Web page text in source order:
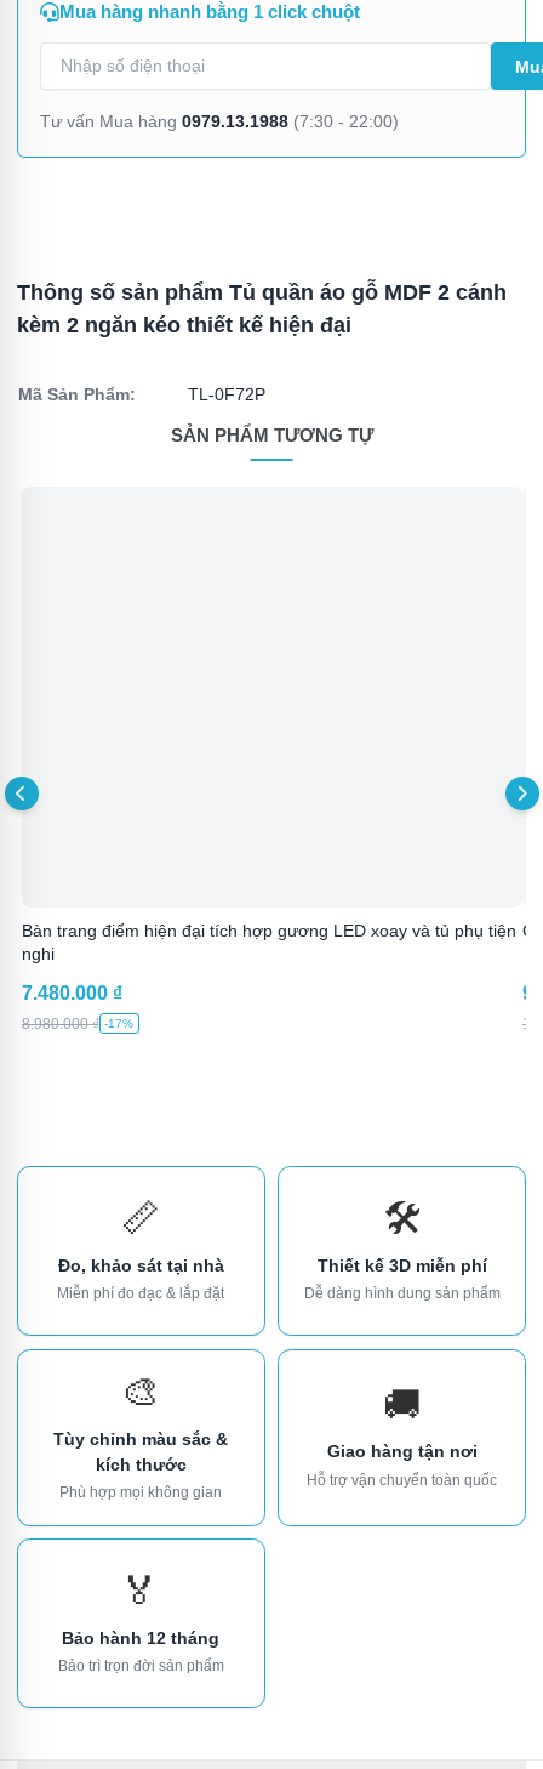
Mua hàng nhanh bằng 1 click chuột
Tư vấn Mua hàng 0979.13.1988(7:30 - 22:00)
Thông số sản phẩm Tủ quần áo gỗ MDF 2 cánh
kèm 2 ngăn kéo thiết kế hiện đại
Mã Sản Phẩm: TL-0F72P
SẢN PHẨM TƯƠNG TỰ
Bàn trang điểm hiện đại tích hợp gương LED xoay và tủ phụ tiện
nghi
7.480.000 ₫
8.980.000₫ -17%
📏
Đo, khảo sát tại nhà
Miễn phí đo đạc & lắp đặt
🛠️
Thiết kế 3D miễn phí
Dễ dàng hình dung sản phẩm
🎨
Tùy chỉnh màu sắc &
kích thước
Phù hợp mọi không gian
🚚
Giao hàng tận nơi
Hỗ trợ vận chuyển toàn quốc
🏅
Bảo hành 12 tháng
Bảo trì trọn đời sản phẩm